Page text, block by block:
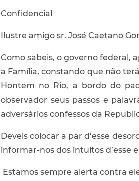
Confidencial
Ilustre amigo sr. José Caetano
Como sabeis, o governo federal,
a Família, constando que não
Hontem no Rio, a bordo do
observador seus passos e
adversários confessos da
Deveis colocar a par d’esse
informar-nos dos intuitos d’esse
Estamos sempre alerta contra